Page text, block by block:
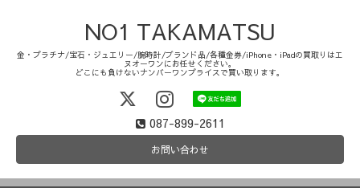
NO1 TAKAMATSU
金・プラチナ/宝石・ジュエリー/腕時計/ブランド品/各種金券/iPhone・iPadの買取りはエ
ヌオーワンにお任せください。
どこにも負けないナンバーワンプライスで買い取ります。
087-899-2611
お問い合わせ